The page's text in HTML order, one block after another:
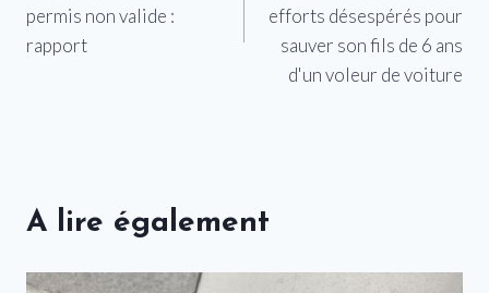
l’article
permis non valide :
rapport
efforts désespérés pour
sauver son fils de 6 ans
d'un voleur de voiture
A lire également